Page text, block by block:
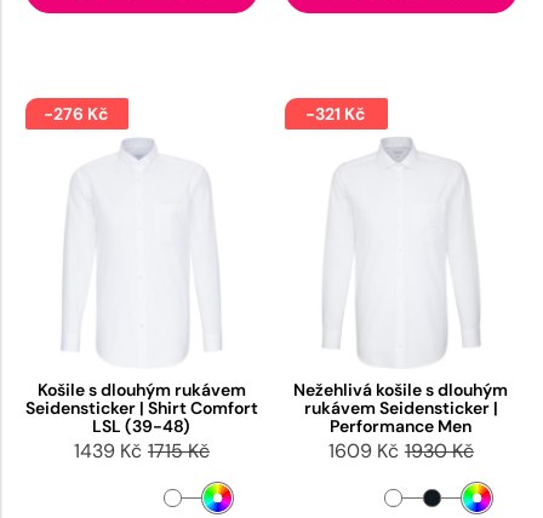
-276 Kč
Košile s dlouhým rukávem
Seidensticker | Shirt Comfort
LSL (39-48)
1439 Kč 1715 Kč
-321 Kč
Nežehlivá košile s dlouhým
rukávem Seidensticker |
Performance Men
1609 Kč 1930 Kč